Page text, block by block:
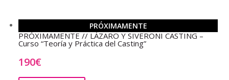
PRÓXIMAMENTE
PRÓXIMAMENTE // LÁZARO Y SIVERONI CASTING –
Curso “Teoría y Práctica del Casting”
190€